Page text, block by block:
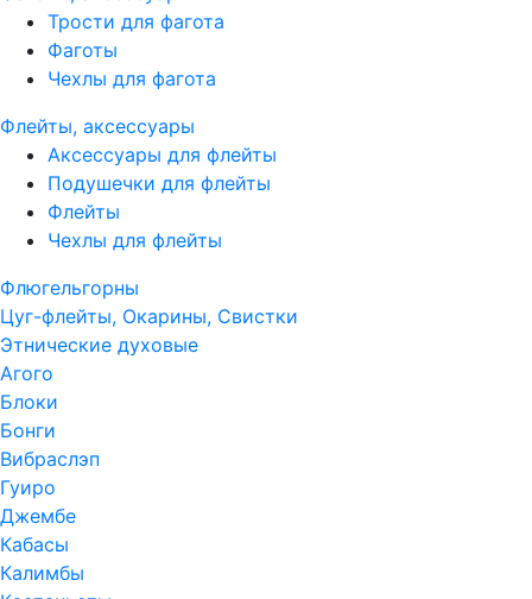
Трости для фагота
Фаготы
Чехлы для фагота
Флейты, аксессуары
Аксессуары для флейты
Подушечки для флейты
Флейты
Чехлы для флейты
Флюгельгорны
Цуг-флейты, Окарины, Свистки
Этнические духовые
Агого
Блоки
Бонги
Вибраслэп
Гуиро
Джембе
Кабасы
Калимбы